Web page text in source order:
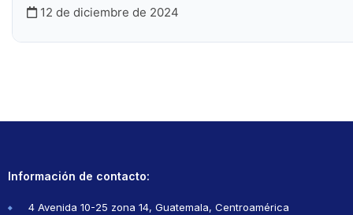
12 de diciembre de 2024
Información de contacto:
4 Avenida 10-25 zona 14, Guatemala, Centroamérica